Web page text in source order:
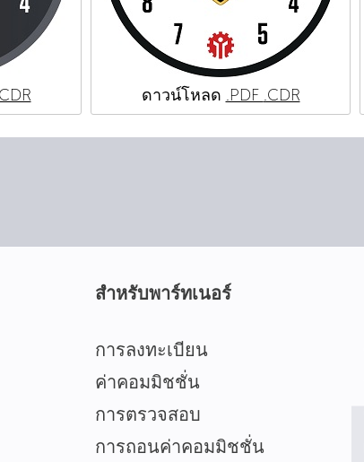
ดาวน์โหลด .PDF .CDR
สำหรับพาร์ทเนอร์
การลงทะเบียน
ค่าคอมมิชชั่น
การตรวจสอบ
การถอนค่าคอมมิชชั่น